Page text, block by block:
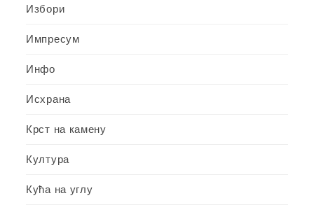
Избори
Импресум
Инфо
Исхрана
Крст на камену
Култура
Кућа на углу